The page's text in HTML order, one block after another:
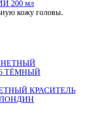
200 мл
кожу головы.
КРАСИТЕЛЬ